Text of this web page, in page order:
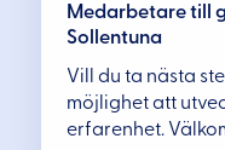
Medarbetare till
Sollentuna
Vill du ta nästa
möjlighet att
erfarenhet.